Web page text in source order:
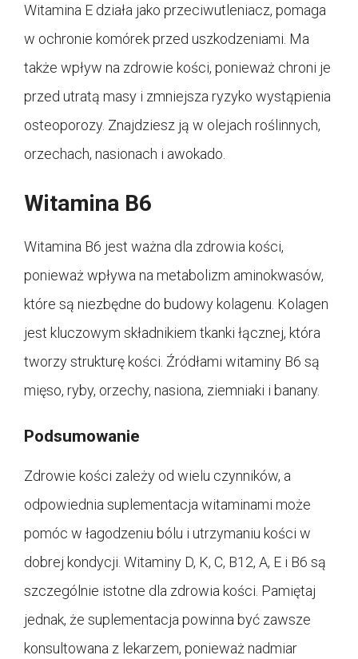
Witamina E działa jako przeciwutleniacz, pomaga
w ochronie komórek przed uszkodzeniami. Ma
także wpływ na zdrowie kości, ponieważ chroni je
przed utratą masy i zmniejsza ryzyko wystąpienia
osteoporozy. Znajdziesz ją w olejach roślinnych,
orzechach, nasionach i awokado.
Witamina B6
Witamina B6 jest ważna dla zdrowia kości,
ponieważ wpływa na metabolizm aminokwasów,
które są niezbędne do budowy kolagenu. Kolagen
jest kluczowym składnikiem tkanki łącznej, która
tworzy strukturę kości. Źródłami witaminy B6 są
mięso, ryby, orzechy, nasiona, ziemniaki i banany.
Podsumowanie
Zdrowie kości zależy od wielu czynników, a
odpowiednia suplementacja witaminami może
pomóc w łagodzeniu bólu i utrzymaniu kości w
dobrej kondycji. Witaminy D, K, C, B12, A, E i B6 są
szczególnie istotne dla zdrowia kości. Pamiętaj
jednak, że suplementacja powinna być zawsze
konsultowana z lekarzem, ponieważ nadmiar